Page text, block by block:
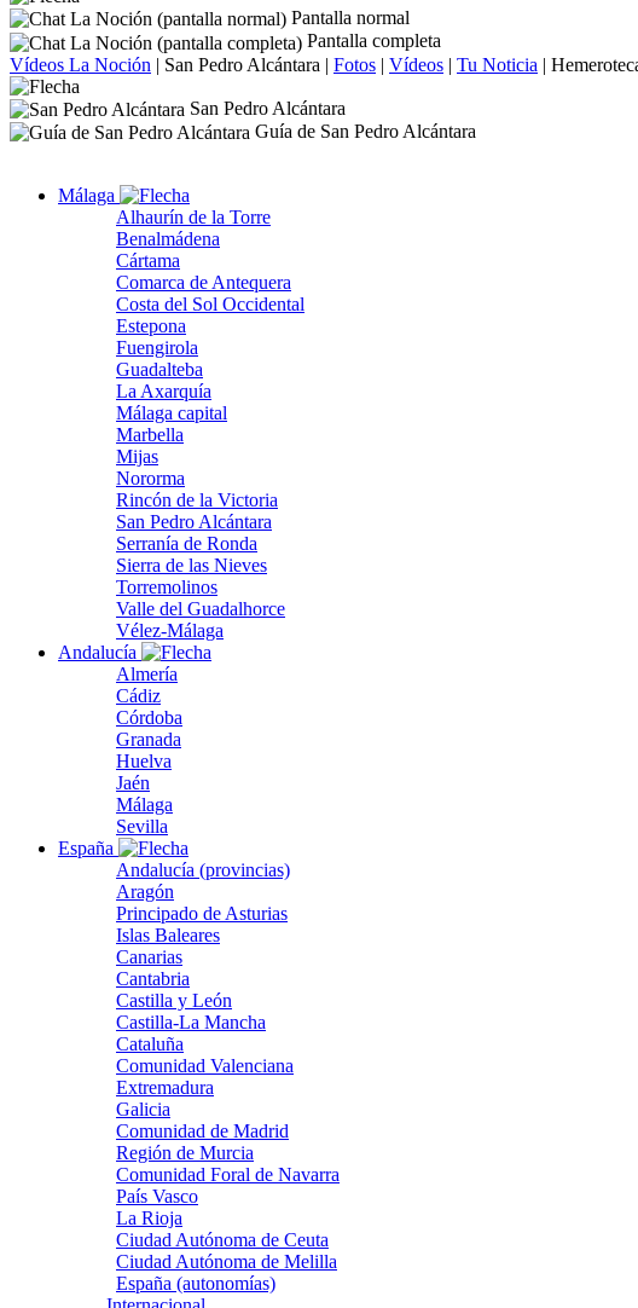
Pantalla normal
Pantalla completa
Vídeos La Noción | San Pedro Alcántara | Fotos | Vídeos | Tu Noticia |
San Pedro Alcántara
Guía de San Pedro Alcántara
Málaga
Alhaurín de la Torre
Benalmádena
Cártama
Comarca de Antequera
Costa del Sol Occidental
Estepona
Fuengirola
Guadalteba
La Axarquía
Málaga capital
Marbella
Mijas
Nororma
Rincón de la Victoria
San Pedro Alcántara
Serranía de Ronda
Sierra de las Nieves
Torremolinos
Valle del Guadalhorce
Vélez-Málaga
Andalucía
Almería
Cádiz
Córdoba
Granada
Huelva
Jaén
Málaga
Sevilla
España
Andalucía (provincias)
Aragón
Principado de Asturias
Islas Baleares
Canarias
Cantabria
Castilla y León
Castilla-La Mancha
Cataluña
Comunidad Valenciana
Extremadura
Galicia
Comunidad de Madrid
Región de Murcia
Comunidad Foral de Navarra
País Vasco
La Rioja
Ciudad Autónoma de Ceuta
Ciudad Autónoma de Melilla
España (autonomías)